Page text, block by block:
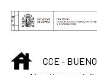
Saltar al
INICIO
CCE -